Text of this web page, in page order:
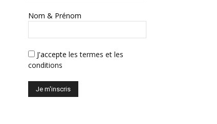
Nom & Prénom
J'accepte les termes et les
conditions